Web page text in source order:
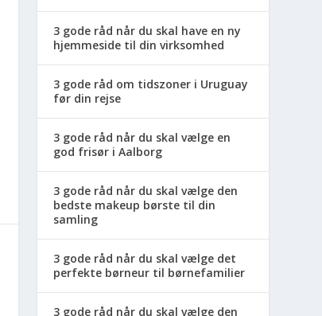
3 gode råd når du skal have en ny
hjemmeside til din virksomhed
3 gode råd om tidszoner i Uruguay
før din rejse
3 gode råd når du skal vælge en
god frisør i Aalborg
3 gode råd når du skal vælge den
bedste makeup børste til din
samling
3 gode råd når du skal vælge det
perfekte børneur til børnefamilier
3 gode råd når du skal vælge den